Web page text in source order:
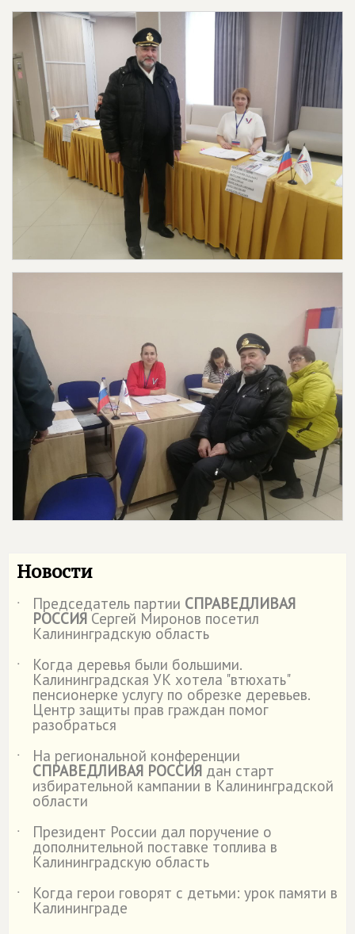
Новости
˙ Председатель партии СПРАВЕДЛИВАЯ
РОССИЯ Сергей Миронов посетил
Калининградскую область
˙
Когда деревья были большими.
Калининградская УК хотела "втюхать"
пенсионерке услугу по обрезке деревьев.
Центр защиты прав граждан помог
разобраться
˙
На региональной конференции
СПРАВЕДЛИВАЯ РОССИЯ дан старт
избирательной кампании в Калининградской
области
˙
Президент России дал поручение о
дополнительной поставке топлива в
Калининградскую область
˙
Когда герои говорят с детьми: урок памяти в
Калининграде